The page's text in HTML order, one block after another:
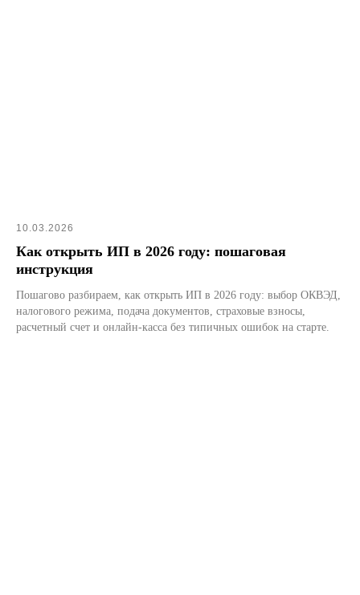
10.03.2026
Как открыть ИП в 2026 году: пошаговая
инструкция
Пошагово разбираем, как открыть ИП в 2026 году: выбор ОКВЭД,
налогового режима, подача документов, страховые взносы,
расчетный счет и онлайн-касса без типичных ошибок на старте.